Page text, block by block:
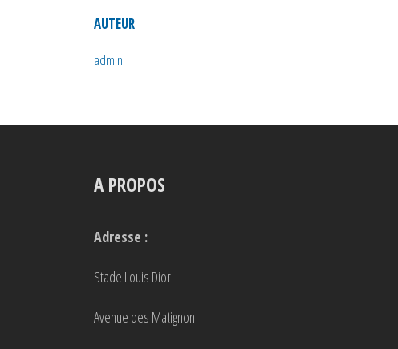
AUTEUR
admin
A PROPOS
Adresse :
Stade Louis Dior
Avenue des Matignon